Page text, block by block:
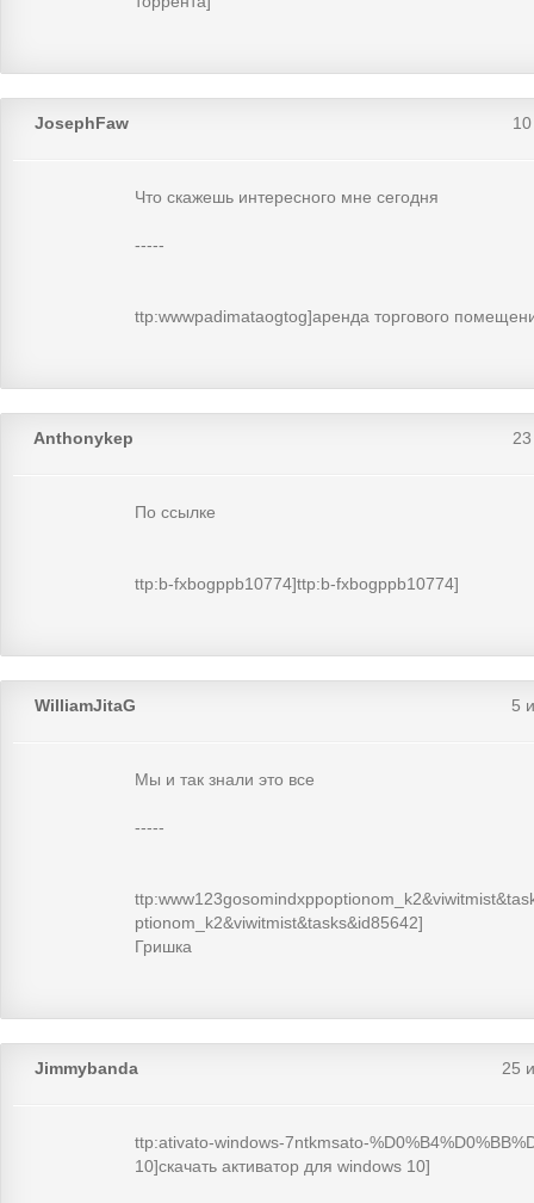
JosephFaw
Что скажешь интересного мне сегодня
-----
ttp:wwwpadimataogtog]аренда торгового
Anthonykep
По ссылке
ttp:b-fxbogppb10774]ttp:b-fxbogppb10774]
WilliamJitaG 5
Мы и так знали это все
-----
ptionom_k2&viwitmist&tasks&id85642]
Гришка
Jimmybanda 25
ttp:ativato-windows-7ntkmsato-
10]скачать активатор для windows 10]